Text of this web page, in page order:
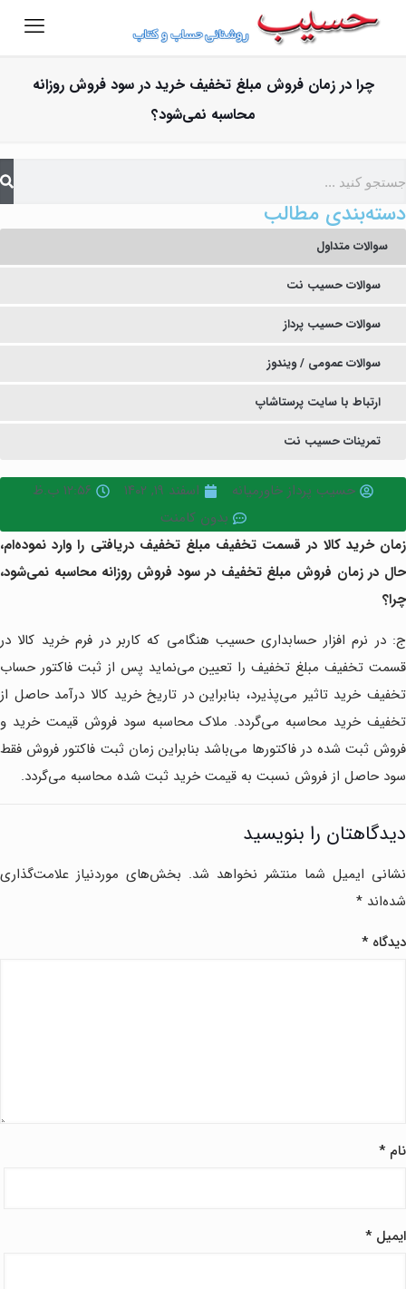
چرا در زمان فروش مبلغ تخفیف خرید در سود فروش روزانه
محاسبه نمی‌شود؟
دسته‌بندی مطالب
سوالات متداول
سوالات حسیب نت
سوالات حسیب پرداز
سوالات عمومی / ویندوز
ارتباط با سایت پرستاشاپ
تمرینات حسیب نت
حسیب پرداز خاورمیانه اسفند ۱۹, ۱۴۰۲
۱۲:۵۶ ب.ظ
بدون کامنت
زمان خرید کالا در قسمت تخفیف مبلغ تخفیف دریافتی را وارد نموده‌ام،
حال در زمان فروش مبلغ تخفیف در سود فروش روزانه محاسبه نمی‌شود،
چرا؟
ج: در نرم افزار حسابداری حسیب هنگامی که کاربر در فرم خرید کالا در
قسمت تخفیف مبلغ تخفیف را تعیین می‌نماید پس از ثبت فاکتور حساب
تخفیف خرید تاثیر می‌پذیرد، بنابراین در تاریخ خرید کالا درآمد حاصل از
تخفیف خرید محاسبه می‌گردد. ملاک محاسبه سود فروش قیمت خرید و
فروش ثبت شده در فاکتورها می‌باشد بنابراین زمان ثبت فاکتور فروش فقط
سود حاصل از فروش نسبت به قیمت خرید ثبت شده محاسبه می‌گردد.
دیدگاهتان را بنویسید
نشانی ایمیل شما منتشر نخواهد شد. بخش‌های موردنیاز علامت‌گذاری
شده‌اند *
دیدگاه*
نام*
ایمیل*